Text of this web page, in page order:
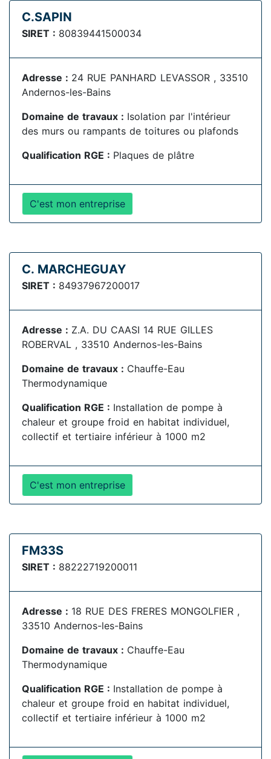
C.SAPIN
SIRET : 80839441500034
Adresse : 24 RUE PANHARD LEVASSOR , 33510
Andernos-les-Bains
Domaine de travaux : Isolation par l'intérieur
des murs ou rampants de toitures ou plafonds
Qualification RGE : Plaques de plâtre
C'est mon entreprise
C. MARCHEGUAY
SIRET : 84937967200017
Adresse : Z.A. DU CAASI 14 RUE GILLES
ROBERVAL , 33510 Andernos-les-Bains
Domaine de travaux : Chauffe-Eau
Thermodynamique
Qualification RGE : Installation de pompe à
chaleur et groupe froid en habitat individuel,
collectif et tertiaire inférieur à 1000 m2
C'est mon entreprise
FM33S
SIRET : 88222719200011
Adresse : 18 RUE DES FRERES MONGOLFIER ,
33510 Andernos-les-Bains
Domaine de travaux : Chauffe-Eau
Thermodynamique
Qualification RGE : Installation de pompe à
chaleur et groupe froid en habitat individuel,
collectif et tertiaire inférieur à 1000 m2